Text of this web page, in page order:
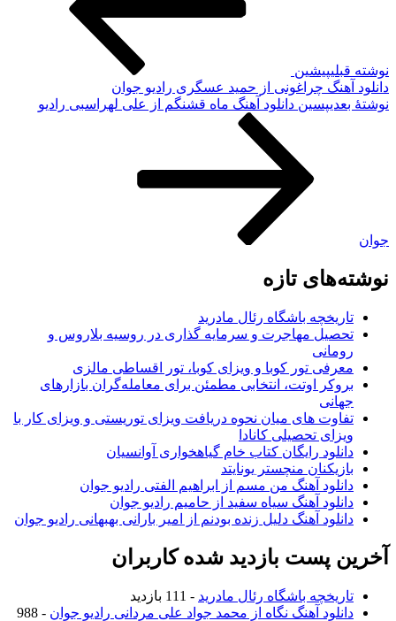
نوشته قبلیپیشین
دانلود آهنگ چراغونی از حمید عسگری رادیو جوان
نوشته‌ٔ بعدیپسین دانلود آهنگ ماه قشنگم از علی لهراسبی رادیو
جوان
نوشته‌های تازه
تاریخچه باشگاه رئال مادرید
تحصیل مهاجرت و سرمایه گذاری در روسیه بلاروس و
رومانی
معرفی تور کوبا و ویزای کوبا، تور اقساطی مالزی
بروکر اوتت، انتخابی مطمئن برای معامله‌گران بازارهای
جهانی
تفاوت های میان نحوه دریافت ویزای توریستی و ویزای کار با
ویزای تحصیلی کانادا
دانلود رایگان کتاب خام گیاهخواری آوانسیان
بازیکنان منچستر یونایتد
دانلود آهنگ من مسم از ابراهیم الفتی رادیو جوان
دانلود آهنگ سیاه سفید از حامیم رادیو جوان
دانلود آهنگ دلیل زنده بودنم از امیر بارانی بهبهانی رادیو جوان
آخرین پست بازدید شده کاربران
تاریخچه باشگاه رئال مادرید - 111 بازدید
دانلود آهنگ نگاه از محمد جواد علی مردانی رادیو جوان
- 988